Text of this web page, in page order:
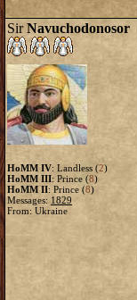
SirNavuchodonosor
HoMM IV: Landless (2)
HoMM III: Prince (8)
HoMM II: Prince (8)
Messages: 1829
From: Ukraine